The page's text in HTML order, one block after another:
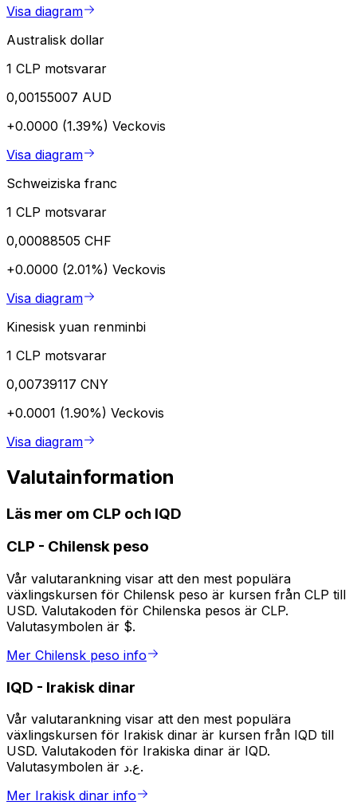
Visa diagram
Australisk dollar
1 CLP motsvarar
0,00155007 AUD
+0.0000 (1.39%) Veckovis
Visa diagram
Schweiziska franc
1 CLP motsvarar
0,00088505 CHF
+0.0000 (2.01%) Veckovis
Visa diagram
Kinesisk yuan renminbi
1 CLP motsvarar
0,00739117 CNY
+0.0001 (1.90%) Veckovis
Visa diagram
Valutainformation
Läs mer om CLP och IQD
CLP - Chilensk peso
Vår valutarankning visar att den mest populära
växlingskursen för Chilensk peso är kursen från CLP till
USD. Valutakoden för Chilenska pesos är CLP.
Valutasymbolen är $.
Mer Chilensk peso info
IQD - Irakisk dinar
Vår valutarankning visar att den mest populära
växlingskursen för Irakisk dinar är kursen från IQD till
USD. Valutakoden för Irakiska dinar är IQD.
Valutasymbolen är ع.د.
Mer Irakisk dinar info